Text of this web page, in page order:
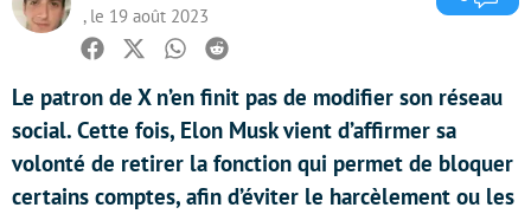
, le 19 août 2023
Facebook
TwitterWhatsapp
Reddit
Le patron de X n’en finit pas de modifier son réseau
social. Cette fois, Elon Musk vient d’affirmer sa
volonté de retirer la fonction qui permet de bloquer
certains comptes, afin d’éviter le harcèlement ou les